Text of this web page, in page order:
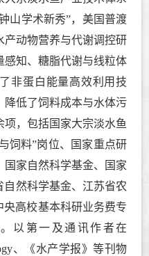
山学术新秀”，美国普渡
产动物营养与代谢调控研
感知、糖脂代谢与线粒体
非蛋白能量高效利用技
低了饲料成本与水体污
项，包括国家大宗淡水鱼
饲料”岗位、
国家重点研
家自然科学基金、
国家
自然科学基金、江苏省农
央高校基本科研业务费专
以第一及通讯作者在
、《水产学报》等刊物